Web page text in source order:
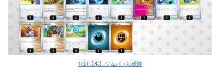
1/31【水】ジムバトル優勝